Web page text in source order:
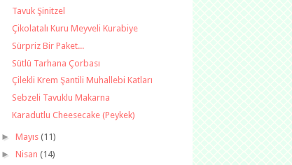
Tavuk Şinitzel
Çikolatalı Kuru Meyveli Kurabiye
Sürpriz Bir Paket...
Sütlü Tarhana Çorbası
Çilekli Krem Şantili Muhallebi Katları
Sebzeli Tavuklu Makarna
Karadutlu Cheesecake (Peykek)
► Mayıs (11)
► Nisan (14)